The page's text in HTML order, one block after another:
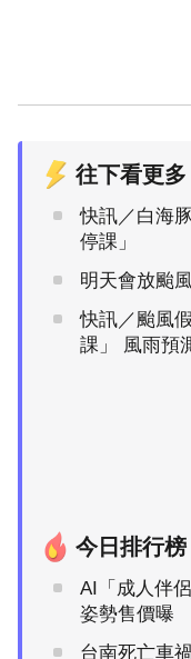
往下看更多
快訊／白海
停課」
明天會放颱
快訊／颱風
課」 風雨預
今日排行榜
AI「成人伴
姿勢售價曝
台南死亡車